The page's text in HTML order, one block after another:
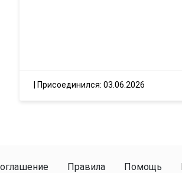
Присоединился: 03.06.2026
Правила Помощь